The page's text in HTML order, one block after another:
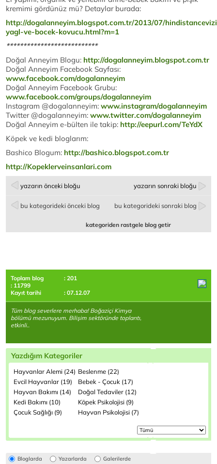
kremimi gördünüz mü? Detaylar burada:
http://dogalanneyim.blogspot.com.tr/2013/07/
yagl-ve-bocek-kovucu.html?m=1
***************************
Doğal Anneyim Blogu: http://dogalanneyim.blogspot.com.tr
Doğal Anneyim Facebook Sayfası:
www.facebook.com/dogalanneyim
Doğal Anneyim Facebook Grubu:
www.facebook.com/groups/dogalanneyim
Instagram @dogalanneyim: www.instagram/dogalanneyim
Twitter @dogalanneyim: www.twitter.com/dogalanneyim
Doğal Anneyim e-bülten ile takip: http://eepurl.com/TeYdX
Köpek ve kedi bloglarım:
Bashico Blogum: http://bashico.blogspot.com.tr
http://Kopeklerveinsanlari.com
yazarın önceki bloğu yazarın sonraki bloğu
bu kategorideki önceki blog bu kategorideki sonraki blog
kategoriden rastgele blog getir
Toplam blog
: 201
: 11799
Kayıt tarihi
: 07.12.07
Tüm blog severlere merhaba! Boğaziçi Kimya
bölümü mezunuyum. Bilişim sektöründe toplantı,
etkinli..
Yazdığım Kategoriler
Hayvanlar Alemi (24) Beslenme (22)
Evcil Hayvanlar (19)
Bebek - Çocuk (17)
Hayvan Bakımı (14)
Doğal Tedaviler (12)
Kedi Bakımı (10)
Köpek Psikolojisi (9)
Çocuk Sağlığı (9)
Hayvan Psikolojisi (7)
Bloglarda Yazarlarda Galerilerde